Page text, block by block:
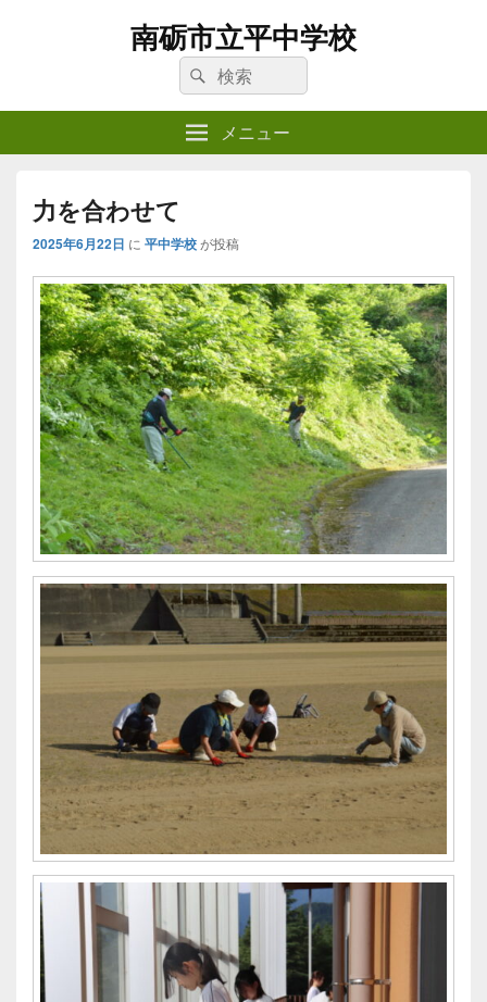
南砺市立平中学校
検
索:
検
索
メニュー
力を合わせて
2025年6月22日 に 平中学校が投稿